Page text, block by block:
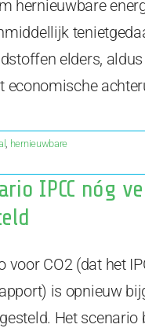
hernieuwbare
elders,
economische
, hernieuwbare
IPCC nóg
CO2 (dat het
is opnieuw
Het scenario